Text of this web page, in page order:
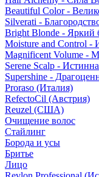
Beautiful Color -
Silverati -
Bright Blonde - Яркий
Moisture and Control -
Magnificent Volume -
Serene Scalp -
Supershine -
Proraso (Италия)
RefectoCil (Австрия)
Reuzel (США)
Очищение волос
Стайлинг
Борода и усы
Бритье
Лицо